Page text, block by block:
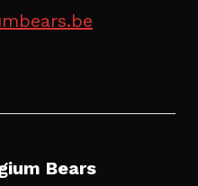
Bears